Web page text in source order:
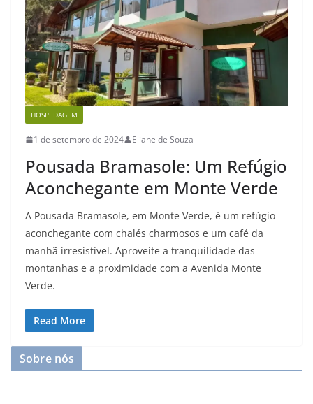
HOSPEDAGEM
1 de setembro de 2024 Eliane de Souza
Pousada Bramasole: Um Refúgio
Aconchegante em Monte Verde
A Pousada Bramasole, em Monte Verde, é um refúgio
aconchegante com chalés charmosos e um café da
manhã irresistível. Aproveite a tranquilidade das
montanhas e a proximidade com a Avenida Monte
Verde.
Read More
Sobre nós